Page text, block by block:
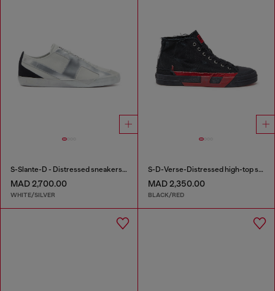
S-Slante-D - Distressed sneakers in leather and suede
MAD 2,700.00
WHITE/SILVER
S-D-Verse-Distressed high-top sneakers in canvas
MAD 2,350.00
BLACK/RED